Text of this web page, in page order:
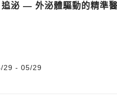
泌 — 外泌體驅動的精準
29 - 05/29